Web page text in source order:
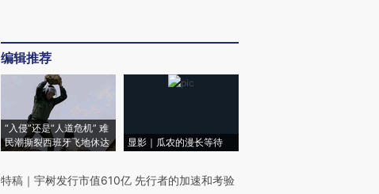
编辑推荐
“入侵”还是“人道危机” 难
民潮撕裂西班牙飞地休达
显影｜瓜农的漫长等待
特稿 ｜ 宇树发行市值610亿 先行者的加速和考验